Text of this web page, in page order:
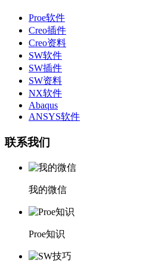
Proe软件
Creo插件
Creo资料
SW软件
SW插件
SW资料
NX软件
Abaqus
ANSYS软件
联系我们
我的微信
Proe知识